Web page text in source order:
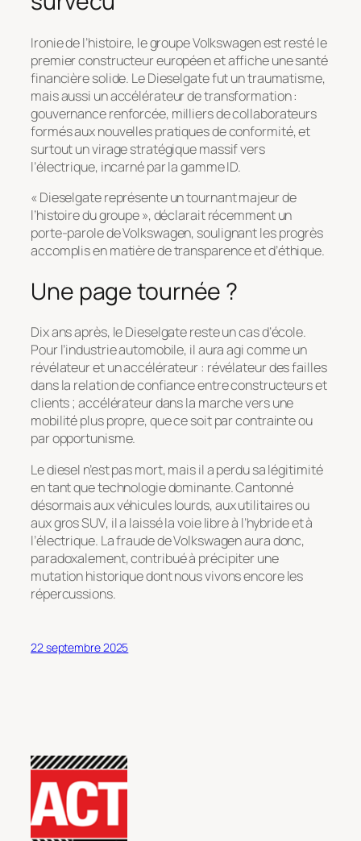
Ironie de l’histoire, le groupe Volkswagen est resté le
premier constructeur européen et affiche une santé
financière solide. Le Dieselgate fut un traumatisme,
mais aussi un accélérateur de transformation :
gouvernance renforcée, milliers de collaborateurs
formés aux nouvelles pratiques de conformité, et
surtout un virage stratégique massif vers
l’électrique, incarné par la gamme ID.
« Dieselgate représente un tournant majeur de
l’histoire du groupe », déclarait récemment un
porte-parole de Volkswagen, soulignant les progrès
accomplis en matière de transparence et d’éthique.
Une page tournée ?
Dix ans après, le Dieselgate reste un cas d’école.
Pour l’industrie automobile, il aura agi comme un
révélateur et un accélérateur : révélateur des failles
dans la relation de confiance entre constructeurs et
clients ; accélérateur dans la marche vers une
mobilité plus propre, que ce soit par contrainte ou
par opportunisme.
Le diesel n’est pas mort, mais il a perdu sa légitimité
en tant que technologie dominante. Cantonné
désormais aux véhicules lourds, aux utilitaires ou
aux gros SUV, il a laissé la voie libre à l’hybride et à
l’électrique. La fraude de Volkswagen aura donc,
paradoxalement, contribué à précipiter une
mutation historique dont nous vivons encore les
répercussions.
22 septembre 2025